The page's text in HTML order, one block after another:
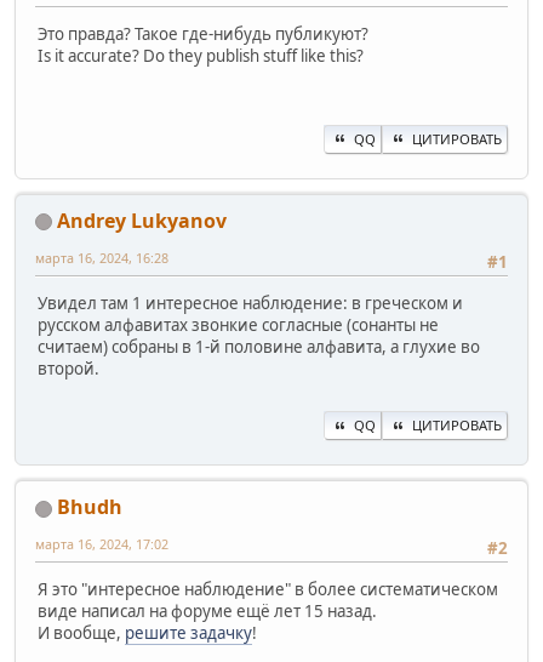
Это правда? Такое где-нибудь публикуют?
Is it accurate? Do they publish stuff like this?
QQ ЦИТИРОВАТЬ
Andrey Lukyanov
#1
марта 16, 2024, 16:28
Увидел там 1 интересное наблюдение: в греческом и
русском алфавитах звонкие согласные (сонанты не
считаем) собраны в 1-й половине алфавита, а глухие во
второй.
QQ ЦИТИРОВАТЬ
Bhudh
#2
марта 16, 2024, 17:02
Я это "интересное наблюдение" в более систематическом
виде написал на форуме ещё лет 15 назад.
И вообще, решите задачку!